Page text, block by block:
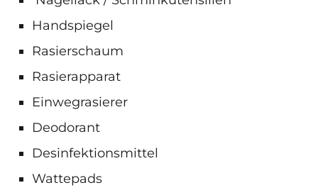
Handspiegel
Rasierschaum
Rasierapparat
Einwegrasierer
Deodorant
Desinfektionsmittel
Wattepads